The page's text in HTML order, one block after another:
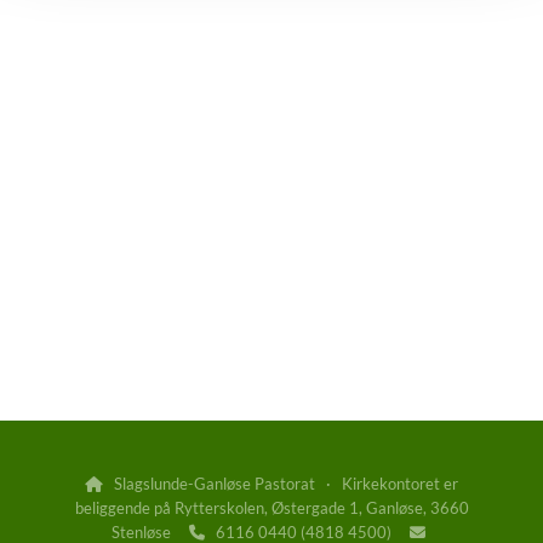

Slagslunde-Ganløse Pastorat · Kirkekontoret er
beliggende på Rytterskolen, Østergade 1, Ganløse, 3660
Stenløse
6116 0440 (4818 4500) 